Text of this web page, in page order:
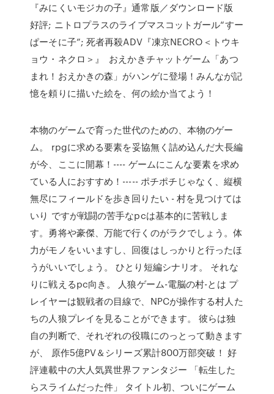
『みにくいモジカの子』通常版／ダウンロード版
好評; ニトロプラスのライブマスコットガール“すー
ぱーそに子”; 死者再殺ADV『凍京NECRO＜トウキ
ョウ・ネクロ＞』 おえかきチャットゲーム「あつ
まれ！おえかきの森」がハンゲに登場！みんなが記
憶を頼りに描いた絵を、何の絵か当てよう！
本物のゲームで育った世代のための、本物のゲー
ム。 rpgに求める要素を妥協無く詰め込んだ大長編
が今、ここに開幕！---- ゲームにこんな要素を求め
ている人におすすめ！----- ポチポチじゃなく、縦横
無尽にフィールドを歩き回りたい - 村を見つけては
いり ですが戦闘の苦手なpcは基本的に苦戦しま
す。勇将や豪傑、万能で行くのがラクでしょう。体
力がモノをいいますし、回復はしっかりと行ったほ
うがいいでしょう。 ひとり短編シナリオ。 それな
りに戦えるpc向き。 人狼ゲーム-電脳の村-とは プ
レイヤーは観戦者の目線で、NPCが操作する村人た
ちの人狼プレイを見ることができます。 彼らは独
自の判断で、それぞれの役職にのっとって動きます
が、 原作5億PV＆シリーズ累計800万部突破！ 好
評連載中の大人気異世界ファンタジー 「転生した
らスライムだった件」 タイトル初、ついにゲーム